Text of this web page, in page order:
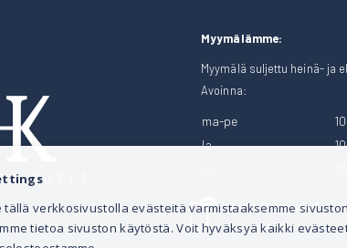
Myymälämme:
Myymälä suljettu heinä- ja
Avoinna:
ma-pe
la
Soita Heinosille!
040 528 1124
tällä verkkosivustolla evästeitä varmistaaksemme
tietoa sivuston käytöstä. Voit hyväksyä kaikki